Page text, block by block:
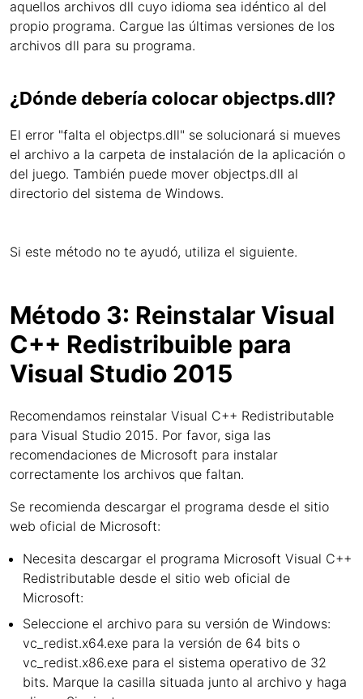
aquellos archivos dll cuyo idioma sea idéntico al del
propio programa. Cargue las últimas versiones de los
archivos dll para su programa.
¿Dónde debería colocar objectps.dll?
El error "falta el objectps.dll" se solucionará si mueves
el archivo a la carpeta de instalación de la aplicación o
del juego. También puede mover objectps.dll al
directorio del sistema de Windows.
Si este método no te ayudó, utiliza el siguiente.
Método 3: Reinstalar Visual
C++ Redistribuible para
Visual Studio 2015
Recomendamos reinstalar Visual C++ Redistributable
para Visual Studio 2015. Por favor, siga las
recomendaciones de Microsoft para instalar
correctamente los archivos que faltan.
Se recomienda descargar el programa desde el sitio
web oficial de Microsoft:
Necesita descargar el programa Microsoft Visual C++
Redistributable desde el sitio web oficial de
Microsoft:
Seleccione el archivo para su versión de Windows:
vc_redist.x64.exe para la versión de 64 bits o
vc_redist.x86.exe para el sistema operativo de 32
bits. Marque la casilla situada junto al archivo y haga